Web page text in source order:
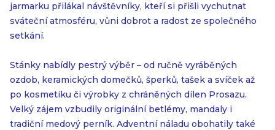
jarmarku přilákal návštěvníky, kteří si přišli vychutnat
sváteční atmosféru, vůni dobrot a radost ze společného
setkání.
Stánky nabídly pestrý výběr – od ručně vyráběných
ozdob, keramických domečků, šperků, tašek a svíček až
po kosmetiku či výrobky z chráněných dílen Prosazu.
Velký zájem vzbudily originální betlémy, mandaly i
tradiční medový perník. Adventní náladu obohatily také